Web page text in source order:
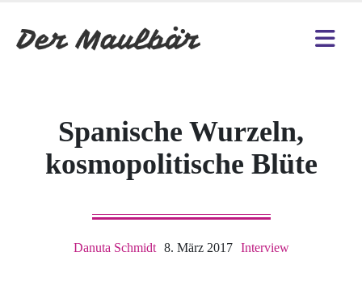
Spanische Wurzeln,
kosmopolitische Blüte
Danuta Schmidt 8. März 2017 Interview